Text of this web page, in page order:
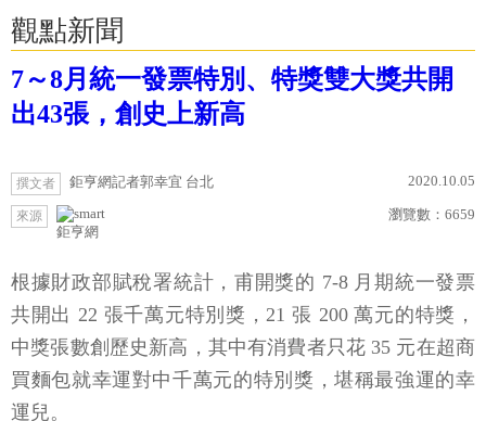
觀點新聞
7～8月統一發票特別、特獎雙大獎共開
出43張，創史上新高
撰文者 鉅亨網記者郭幸宜 台北 2020.10.05
來源
鉅亨網
瀏覽數： 6659
根據財政部賦稅署統計，甫開獎的 7-8 月期統一發票
共開出 22 張千萬元特別獎，21 張 200 萬元的特獎，
中獎張數創歷史新高，其中有消費者只花 35 元在超商
買麵包就幸運對中千萬元的特別獎，堪稱最強運的幸
運兒。